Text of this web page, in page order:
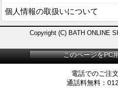
個人情報の取扱いについて
Copyright (C) BATH ONLINE
電話でのご注
通話料無料：
このページをPC